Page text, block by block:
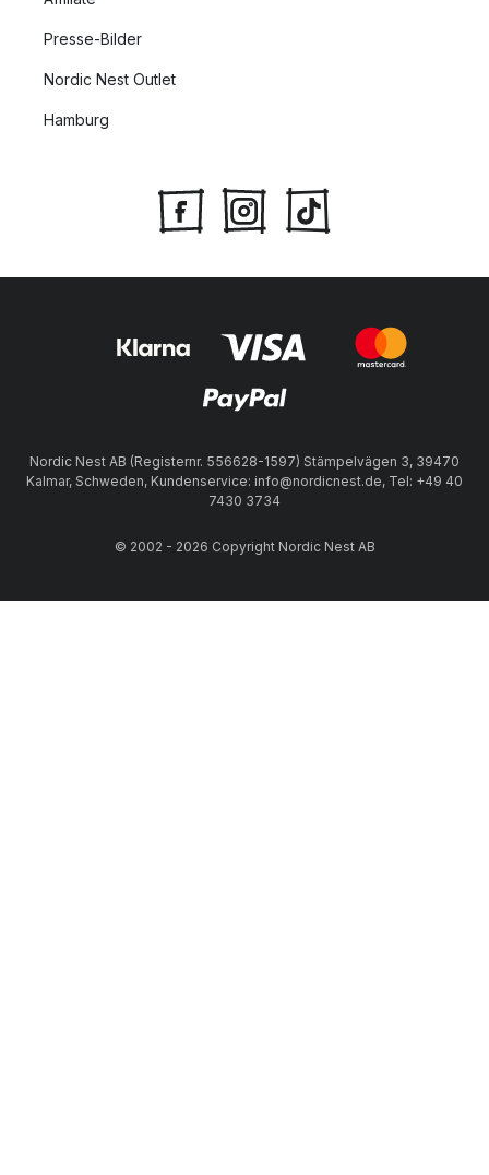
Presse-Bilder
Nordic Nest Outlet
Hamburg
Nordic Nest AB (Registernr. 556628-1597) Stämpelvägen 3, 39470
Kalmar, Schweden, Kundenservice: info@nordicnest.de, Tel: +49 40
7430 3734
© 2002 - 2026 Copyright Nordic Nest AB